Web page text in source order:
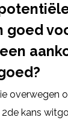
goed
overwegen
kans